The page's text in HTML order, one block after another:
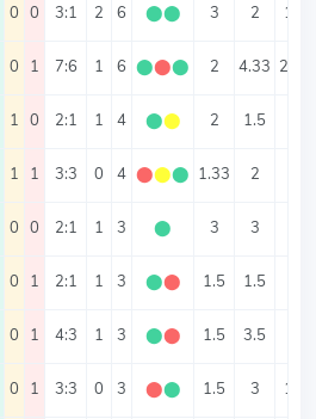
0 0 3:1 2 6 ⬤⬤ 3 2 1.5
0 1 7:6 1 6 ⬤⬤⬤ 2 4.33 2.33
1 0 2:1 1 4 ⬤⬤ 2 1.5
1 1 3:3 0 4 ⬤⬤⬤ 1.33 2
0 0 2:1 1 3 ⬤ 3 3
0 1 2:1 1 3 ⬤⬤ 1.5 1.5
0 1 4:3 1 3 ⬤⬤ 1.5 3.5
0 1 3:3 0 3 ⬤⬤ 1.5 3 1.5